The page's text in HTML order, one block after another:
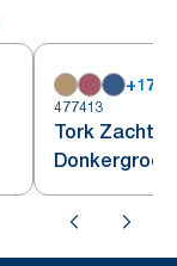
+17
477413
Tork Zachte
Donkergroen